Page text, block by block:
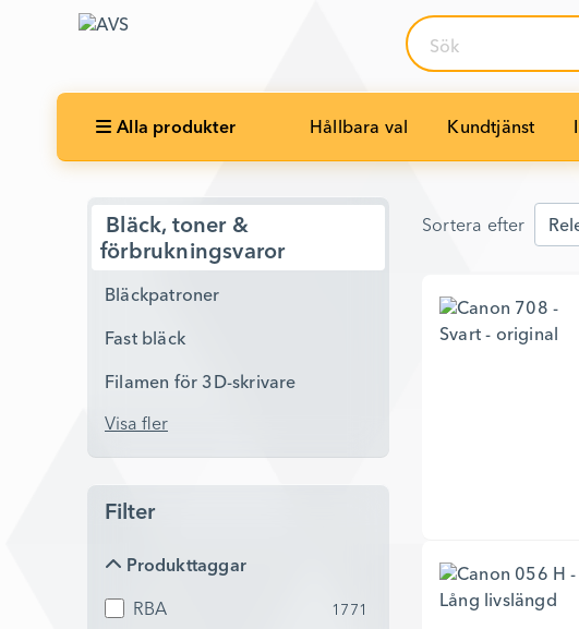
Sök
Alla produkter Hållbara val Kundtjänst
Bläck, toner &
förbrukningsvaror
Bläckpatroner
Fast bläck
Filamen för 3D-skrivare
Visa fler
Filter
Produkttaggar
Produkttaggar
RBA 1771
Sortera efter
Sortera efter